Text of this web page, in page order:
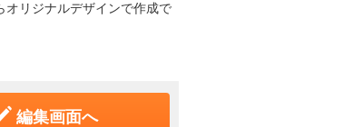
オリジナルデザインで作成で
編集画面へ